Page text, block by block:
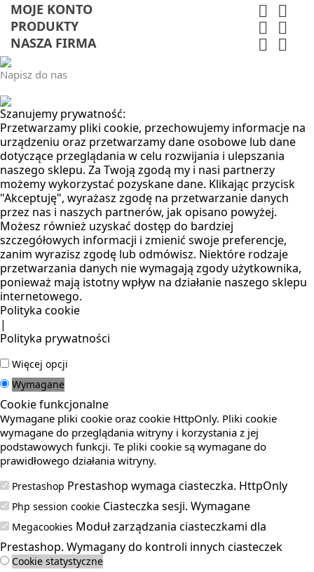
MOJE KONTO  
PRODUKTY  
NASZA FIRMA  
Napisz do nas
Szanujemy prywatność:
Przetwarzamy pliki cookie, przechowujemy informacje na
urządzeniu oraz przetwarzamy dane osobowe lub dane
dotyczące przeglądania w celu rozwijania i ulepszania
naszego sklepu. Za Twoją zgodą my i nasi partnerzy
możemy wykorzystać pozyskane dane. Klikając przycisk
"Akceptuję", wyrażasz zgodę na przetwarzanie danych
przez nas i naszych partnerów, jak opisano powyżej.
Możesz również uzyskać dostęp do bardziej
szczegółowych informacji i zmienić swoje preferencje,
zanim wyrazisz zgodę lub odmówisz. Niektóre rodzaje
przetwarzania danych nie wymagają zgody użytkownika,
ponieważ mają istotny wpływ na działanie naszego sklepu
internetowego.
Polityka cookie
|
Polityka prywatności
Więcej opcji
Wymagane
Cookie funkcjonalne
Wymagane pliki cookie oraz cookie HttpOnly. Pliki cookie
wymagane do przeglądania witryny i korzystania z jej
podstawowych funkcji. Te pliki cookie są wymagane do
prawidłowego działania witryny.
Prestashop Prestashop wymaga ciasteczka. HttpOnly
Php session cookie Ciasteczka sesji. Wymagane
Megacookies Moduł zarządzania ciasteczkami dla
Prestashop. Wymagany do kontroli innych ciasteczek
Cookie statystyczne